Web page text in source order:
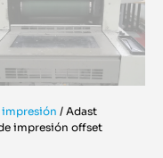
impresión / Adast
impresión offset